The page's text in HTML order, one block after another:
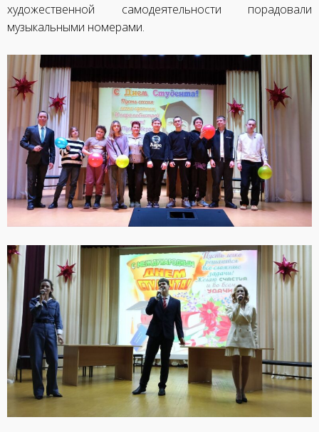
художественной самодеятельности порадовали
музыкальными номерами.